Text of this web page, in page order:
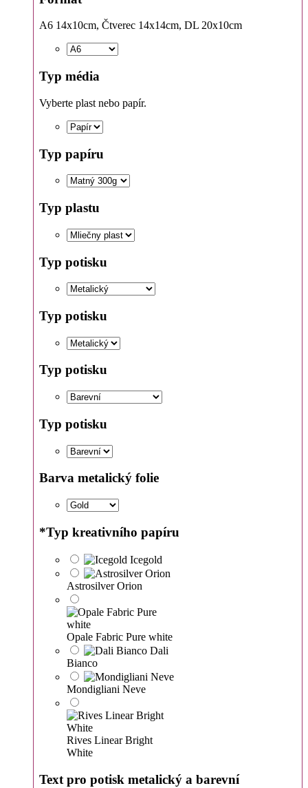
A6 14x10cm, Čtverec 14x14cm, DL 20x10cm
Typ média
Vyberte plast nebo papír.
Typ papíru
Typ plastu
Typ potisku
Typ potisku
Typ potisku
Typ potisku
Barva metalický folie
*Typ kreativního papíru
Icegold
Astrosilver Orion
Opale Fabric Pure white
Dali
Bianco
Mondigliani Neve
Rives Linear Bright
White
Text pro potisk metalický a barevní